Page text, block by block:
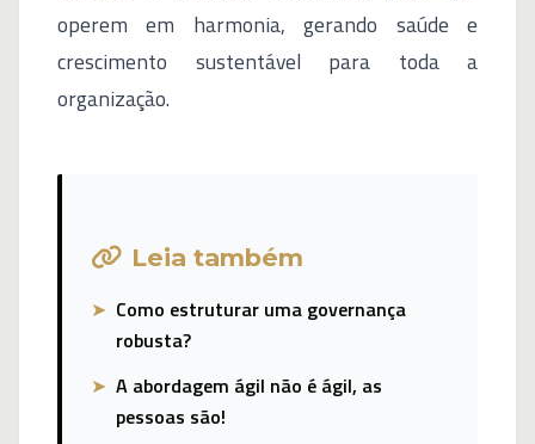
operem em harmonia, gerando saúde e
crescimento sustentável para toda a
organização.
Leia também
➤ Como estruturar uma governança
robusta?
➤ A abordagem ágil não é ágil, as
pessoas são!